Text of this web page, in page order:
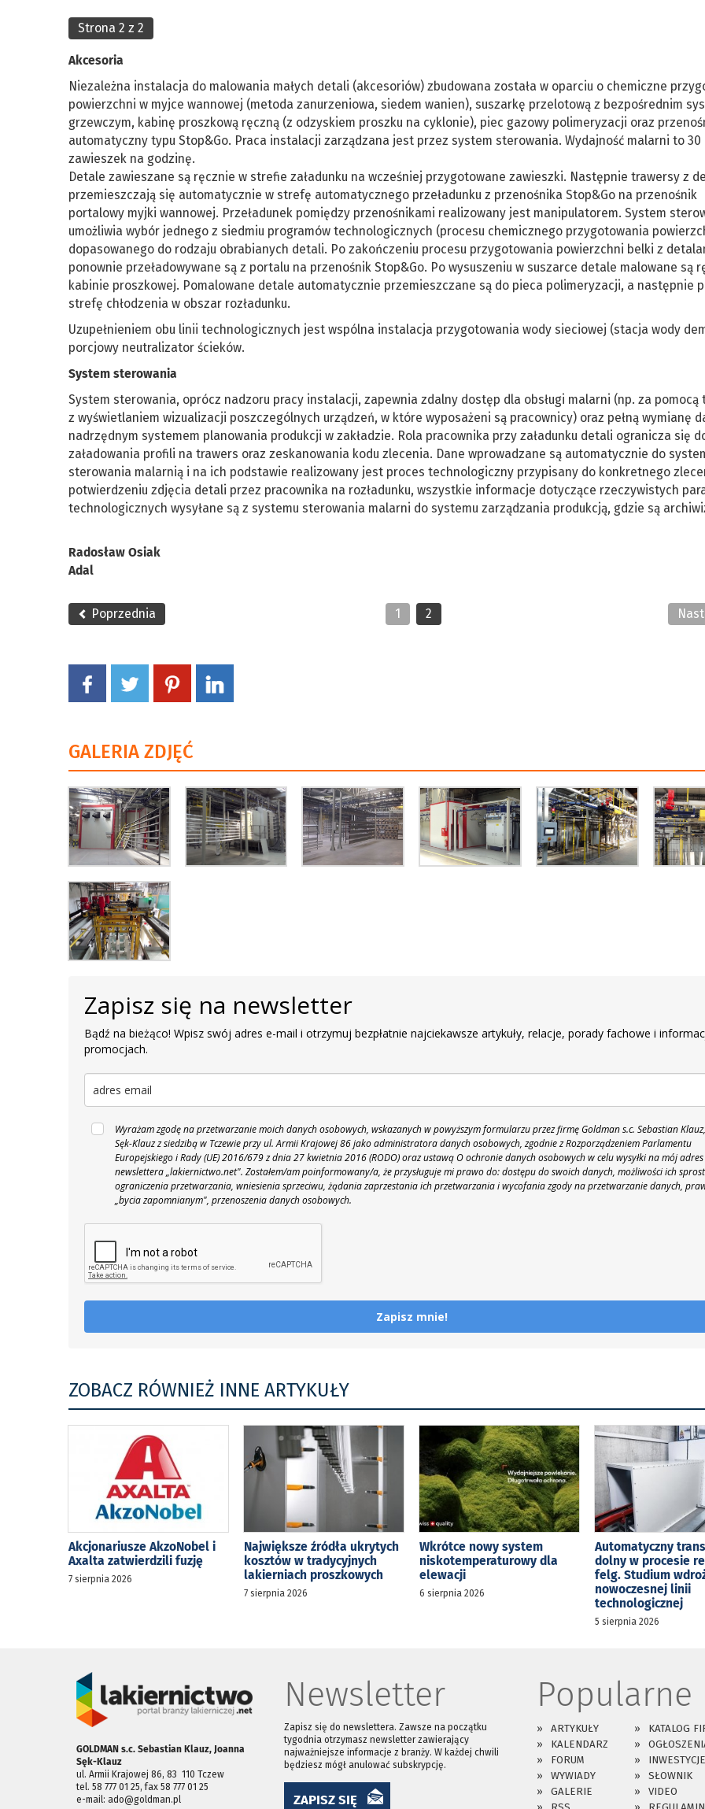
Strona 2 z 2
Akcesoria
Niezależna instalacja do malowania małych detali (akcesoriów) zbudowana została w oparciu o chemiczne
powierzchni w myjce wannowej (metoda zanurzeniowa, siedem wanien), suszarkę przelotową z bezpośrednim
grzewczym, kabinę proszkową ręczną (z odzyskiem proszku na cyklonie), piec gazowy polimeryzacji oraz
automatyczny typu Stop&Go. Praca instalacji zarządzana jest przez system sterowania. Wydajność malarni to 30
zawieszek na godzinę.
Detale zawieszane są ręcznie w strefie załadunku na wcześniej przygotowane zawieszki. Następnie trawersy z
przemieszczają się automatycznie w strefę automatycznego przeładunku z przenośnika Stop&Go na przenośnik
portalowy myjki wannowej. Przeładunek pomiędzy przenośnikami realizowany jest manipulatorem. System
umożliwia wybór jednego z siedmiu programów technologicznych (procesu chemicznego przygotowania
dopasowanego do rodzaju obrabianych detali. Po zakończeniu procesu przygotowania powierzchni belki z
ponownie przeładowywane są z portalu na przenośnik Stop&Go. Po wysuszeniu w suszarce detale malowane są
kabinie proszkowej. Pomalowane detale automatycznie przemieszczane są do pieca polimeryzacji, a następnie
strefę chłodzenia w obszar rozładunku.
Uzupełnieniem obu linii technologicznych jest wspólna instalacja przygotowania wody sieciowej (stacja wody
porcjowy neutralizator ścieków.
System sterowania
System sterowania, oprócz nadzoru pracy instalacji, zapewnia zdalny dostęp dla obsługi malarni (np. za pomocą
z wyświetlaniem wizualizacji poszczególnych urządzeń, w które wyposażeni są pracownicy) oraz pełną wymianę
nadrzędnym systemem planowania produkcji w zakładzie. Rola pracownika przy załadunku detali ogranicza się
załadowania profili na trawers oraz zeskanowania kodu zlecenia. Dane wprowadzane są automatycznie do
sterowania malarnią i na ich podstawie realizowany jest proces technologiczny przypisany do konkretnego
potwierdzeniu zdjęcia detali przez pracownika na rozładunku, wszystkie informacje dotyczące rzeczywistych
technologicznych wysyłane są z systemu sterowania malarni do systemu zarządzania produkcją, gdzie są
Radosław Osiak
Adal
Poprzednia 1 2
GALERIA ZDJĘĆ
Zapisz się na newsletter
Bądź na bieżąco! Wpisz swój adres e-mail i otrzymuj bezpłatnie najciekawsze artykuły, relacje, porady fachowe i
promocjach.
Wyrażam zgodę na przetwarzanie moich danych osobowych, wskazanych w powyższym formularzu przez firmę Goldman s.c. Sebastian
Sęk-Klauz z siedzibą w Tczewie przy ul. Armii Krajowej 86 jako administratora danych osobowych, zgodnie z Rozporządzeniem Parlamentu
Europejskiego i Rady (UE) 2016/679 z dnia 27 kwietnia 2016 (RODO) oraz ustawą O ochronie danych osobowych w celu wysyłki na mój
newslettera „lakiernictwo.net". Zostałem/am poinformowany/a, że przysługuje mi prawo do: dostępu do swoich danych, możliwości ich
ograniczenia przetwarzania, wniesienia sprzeciwu, żądania zaprzestania ich przetwarzania i wycofania zgody na przetwarzanie danych,
„bycia zapomnianym", przenoszenia danych osobowych.
Zapisz mnie!
ZOBACZ RÓWNIEŻ INNE ARTYKUŁY
Akcjonariusze AkzoNobel i
Axalta zatwierdzili fuzję
7 sierpnia 2026
Największe źródła ukrytych
kosztów w tradycyjnych
lakierniach proszkowych
7 sierpnia 2026
Wkrótce nowy system
niskotemperaturowy dla
elewacji
6 sierpnia 2026
Automatyczny
dolny w procesie
felg. Studium
nowoczesnej linii
technologicznej
5 sierpnia 2026
GOLDMAN s.c. Sebastian Klauz, Joanna
Sęk-Klauz
ul. Armii Krajowej 86, 83 ­ 110 Tczew
tel. 58 777 01 25, fax 58 777 01 25
e-mail: ado@goldman.pl
Newsletter
Zapisz się do newslettera. Zawsze na początku
tygodnia otrzymasz newsletter zawierający
najważniejsze informacje z branży. W każdej chwili
będziesz mógł anulować subskrypcję.
ZAPISZ SIĘ
Popularne
ARTYKUŁY
KATALOG
KALENDARZ
FORUM
INWESTYCJE
WYWIADY
SŁOWNIK
GALERIE
VIDEO